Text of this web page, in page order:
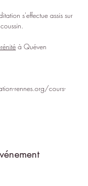
s'effectue assis sur
à Quéven
rennes.org/cours-